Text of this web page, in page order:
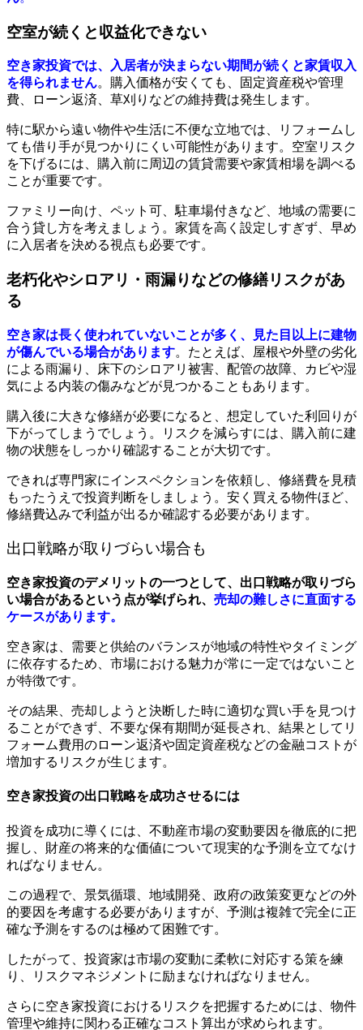
空室が続くと収益化できない
空き家投資では、入居者が決まらない期間が続くと家賃収入
を得られません。購入価格が安くても、固定資産税や管理
費、ローン返済、草刈りなどの維持費は発生します。
特に駅から遠い物件や生活に不便な立地では、リフォームし
ても借り手が見つかりにくい可能性があります。空室リスク
を下げるには、購入前に周辺の賃貸需要や家賃相場を調べる
ことが重要です。
ファミリー向け、ペット可、駐車場付きなど、地域の需要に
合う貸し方を考えましょう。家賃を高く設定しすぎず、早め
に入居者を決める視点も必要です。
老朽化やシロアリ・雨漏りなどの修繕リスクがあ
る
空き家は長く使われていないことが多く、見た目以上に建物
が傷んでいる場合があります。たとえば、屋根や外壁の劣化
による雨漏り、床下のシロアリ被害、配管の故障、カビや湿
気による内装の傷みなどが見つかることもあります。
購入後に大きな修繕が必要になると、想定していた利回りが
下がってしまうでしょう。リスクを減らすには、購入前に建
物の状態をしっかり確認することが大切です。
できれば専門家にインスペクションを依頼し、修繕費を見積
もったうえで投資判断をしましょう。安く買える物件ほど、
修繕費込みで利益が出るか確認する必要があります。
出口戦略が取りづらい場合も
空き家投資のデメリットの一つとして、出口戦略が取りづら
い場合があるという点が挙げられ、 売却の難しさに直面する
ケースがあります。
空き家は、需要と供給のバランスが地域の特性やタイミング
に依存するため、市場における魅力が常に一定ではないこと
が特徴です。
その結果、売却しようと決断した時に適切な買い手を見つけ
ることができず、不要な保有期間が延長され、結果としてリ
フォーム費用のローン返済や固定資産税などの金融コストが
増加するリスクが生じます。
空き家投資の出口戦略を成功させるには
投資を成功に導くには、不動産市場の変動要因を徹底的に把
握し、財産の将来的な価値について現実的な予測を立てなけ
ればなりません。
この過程で、景気循環、地域開発、政府の政策変更などの外
的要因を考慮する必要がありますが、 予測は複雑で完全に正
確な予測をするのは極めて困難です。
したがって、投資家は市場の変動に柔軟に対応する策を練
り、リスクマネジメントに励まなければなりません。
さらに空き家投資におけるリスクを把握するためには、物件
管理や維持に関わる正確なコスト算出が求められます。